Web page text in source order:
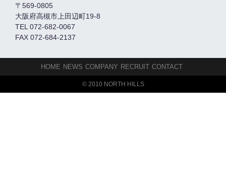
〒569-0805
大阪府高槻市上田辺町19-8
TEL 072-682-0067
FAX 072-684-2137
HOME NEWS COMPANY RECRUIT CONTACT
© 2010 NORTH HILLS